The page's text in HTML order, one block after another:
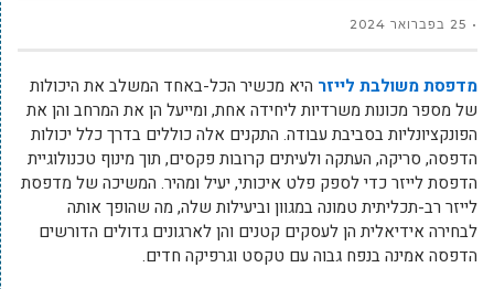
25 בפברואר 2024
מדפסת משולבת לייזר היא מכשיר הכל-באחד המשלב את היכולות
של מספר מכונות משרדיות ליחידה אחת, ומייעל הן את המרחב והן את
הפונקציונליות בסביבת עבודה. התקנים אלה כוללים בדרך כלל יכולות
הדפסה, סריקה, העתקה ולעיתים קרובות פקסים, תוך מינוף טכנולוגיית
הדפסת לייזר כדי לספק פלט איכותי, יעיל ומהיר. המשיכה של מדפסת
לייזר רב-תכליתית טמונה במגוון וביעילות שלה, מה שהופך אותה
לבחירה אידיאלית הן לעסקים קטנים והן לארגונים גדולים הדורשים
הדפסה אמינה בנפח גבוה עם טקסט וגרפיקה חדים.